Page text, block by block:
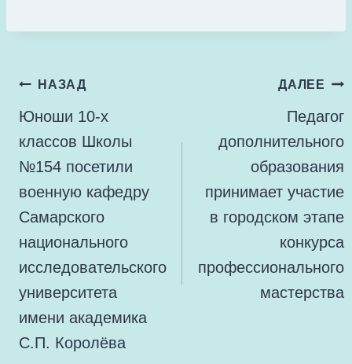
Навигация
по
записям
НАЗАД
Юноши 10-х
классов Школы
№154 посетили
военную кафедру
Самарского
национального
исследовательского
университета
имени академика
С.П. Королёва
ДАЛЕЕ
Педагог
дополнительного
образования
принимает участие
в городском этапе
конкурса
профессионального
мастерства